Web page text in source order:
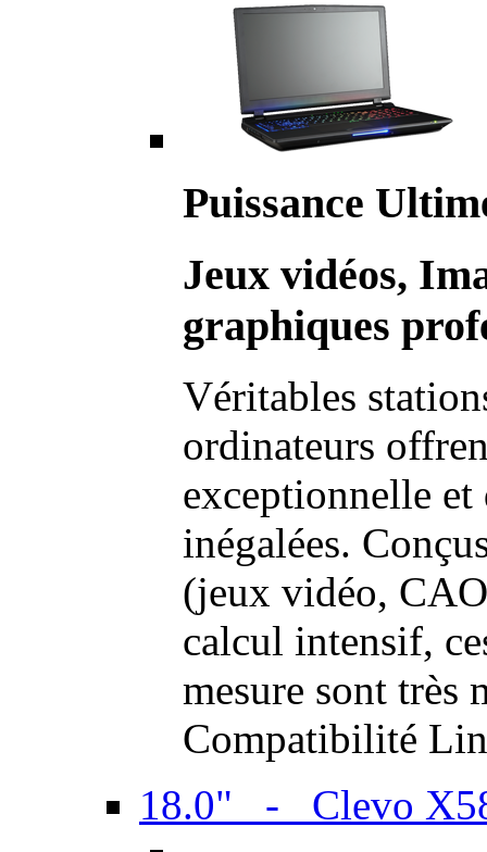
Puissance
Jeux vidéos,
graphiques
Véritables
ordinateurs
exceptionnelle et
inégalées.
(jeux vidéo,
calcul intensif,
mesure sont très
Compatibilité
18.0" - Clevo